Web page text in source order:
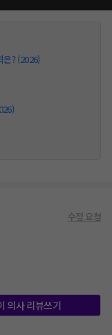
? (2026)
수정 요청
의사 리뷰쓰기